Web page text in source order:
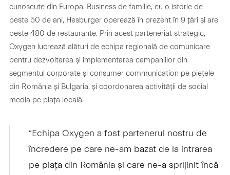
cunoscute din Europa. Business de familie, cu o istorie de
peste 50 de ani, Hesburger operează în prezent în 9 țări și are
peste 480 de restaurante. Prin acest parteneriat strategic,
Oxygen lucrează alături de echipa regională de comunicare
pentru dezvoltarea și implementarea campaniilor din
segmentul corporate și consumer communication pe piețele
din România și Bulgaria, și coordonarea activității de social
media pe piața locală.
“Echipa Oxygen a fost partenerul nostru de
încredere pe care ne-am bazat de la intrarea
pe piața din România și care ne-a sprijinit încă